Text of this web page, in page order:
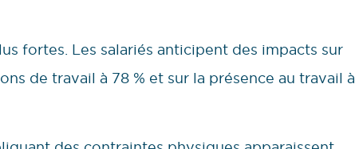
fortes. Les salariés anticipent des impacts sur
de travail à 78 % et sur la présence au travail à